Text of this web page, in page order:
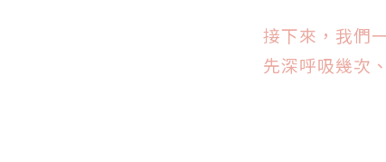
接下來，我們
先深呼吸幾次